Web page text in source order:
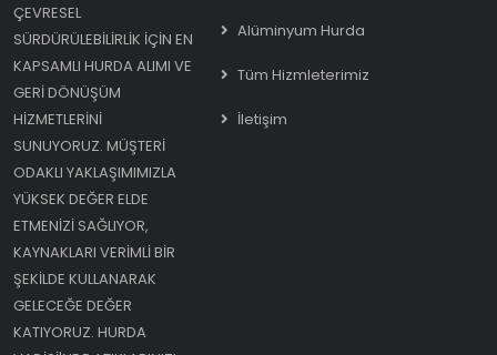
ÇEVRESEL
SÜRDÜRÜLEBILIRLIK IÇIN EN
KAPSAMLI HURDA ALIMI VE
GERI DÖNÜŞÜM
HIZMETLERINI
SUNUYORUZ. MÜŞTERI
ODAKLI YAKLAŞIMIMIZLA
YÜKSEK DEĞER ELDE
ETMENIZI SAĞLIYOR,
KAYNAKLARI VERIMLI BIR
ŞEKILDE KULLANARAK
GELECEĞE DEĞER
KATIYORUZ. HURDA
Alüminyum Hurda
Tüm Hizmleterimiz
İletişim